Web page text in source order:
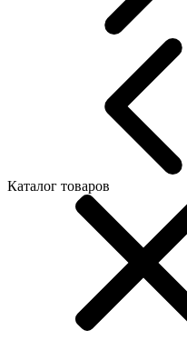
Каталог товаров